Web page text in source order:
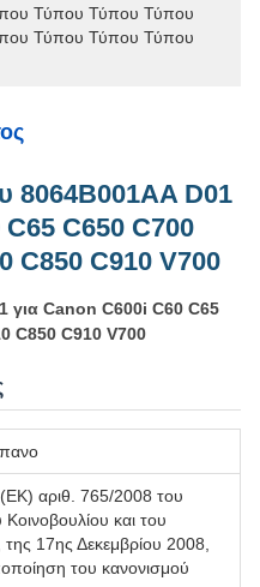
Τύπου Τύπου Τύπου
Τύπου Τύπου Τύπου
8064B001AA D01
C650 C700
C850 C910 V700
Canon C600i C60 C65
C850 C910 V700
αριθ. 765/2008 του
και του
17ης Δεκεμβρίου 2008,
του κανονισμού